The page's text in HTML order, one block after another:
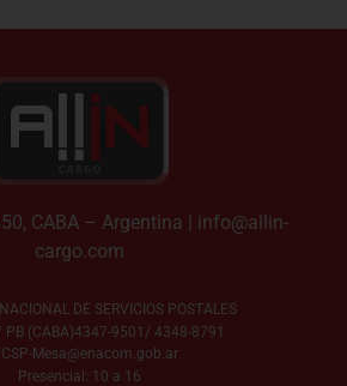
CABA – Argentina | info@allin-
cargo.com
DE SERVICIOS POSTALES
PB (CABA)4347-9501/ 4348-8791
Mesa@enacom.gob.ar
Presencial: 10 a 16